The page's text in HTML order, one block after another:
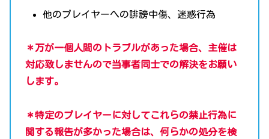
他のプレイヤーへの誹謗中傷、迷惑行為
＊万が一個人間のトラブルがあった場合、主催は
対応致しませんので当事者同士での解決をお願い
します。
＊特定のプレイヤーに対してこれらの禁止行為に
関する報告が多かった場合は、何らかの処分を検